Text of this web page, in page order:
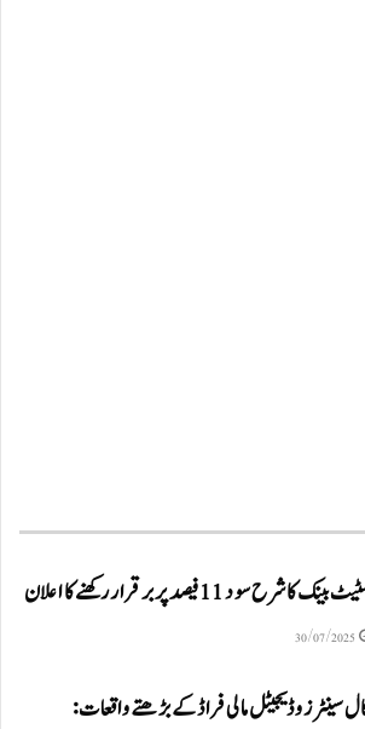
بینک کا شرح سود 11 فیصد پر برقرار رکھنے کا اعلان
30/07/2025
سینٹرز و ڈیجیٹل مالی فراڈ کے بڑھتے واقعات: